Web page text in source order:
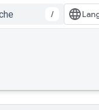
/